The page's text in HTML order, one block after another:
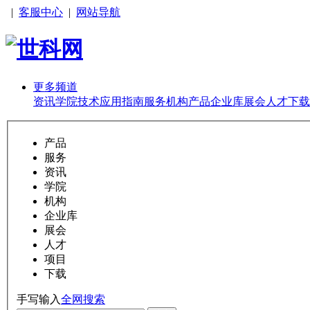
| 客服中心 | 网站导航
更多频道
资讯学院技术应用指南服务机构产品企业库展会 人才下载
产品
服务
资讯
学院
机构
企业库
展会
人才
项目
下载
手写输入全网搜索